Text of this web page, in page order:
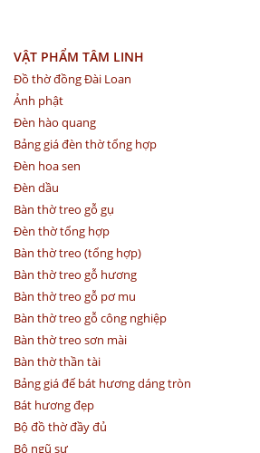
VẬT PHẨM TÂM LINH
Đồ thờ đồng Đài Loan
Ảnh phật
Đèn hào quang
Bảng giá đèn thờ tổng hợp
Đèn hoa sen
Đèn dầu
Bàn thờ treo gỗ gụ
Đèn thờ tổng hợp
Bàn thờ treo (tổng hợp)
Bàn thờ treo gỗ hương
Bàn thờ treo gỗ pơ mu
Bàn thờ treo gỗ công nghiệp
Bàn thờ treo sơn mài
Bàn thờ thần tài
Bảng giá đế bát hương dáng tròn
Bát hương đẹp
Bộ đồ thờ đầy đủ
Bộ ngũ sự